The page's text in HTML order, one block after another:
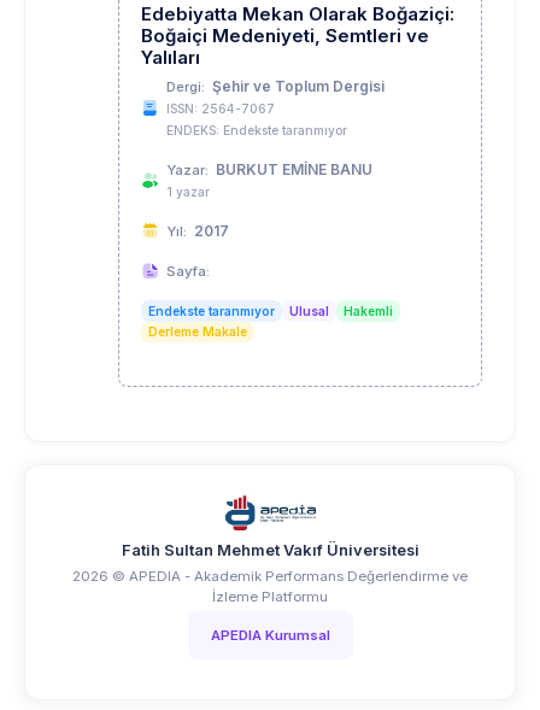
Edebiyatta Mekan Olarak Boğaziçi:
Boğaiçi Medeniyeti, Semtleri ve
Yalıları
Dergi: Şehir ve Toplum Dergisi
ISSN: 2564-7067
ENDEKS: Endekste taranmıyor
Yazar: BURKUT EMİNE BANU
1 yazar
Yıl: 2017
Sayfa:
Endekste taranmıyor Ulusal
Hakemli
Derleme Makale
Fatih Sultan Mehmet Vakıf Üniversitesi
2026 © APEDIA - Akademik Performans Değerlendirme ve
İzleme Platformu
APEDIA Kurumsal